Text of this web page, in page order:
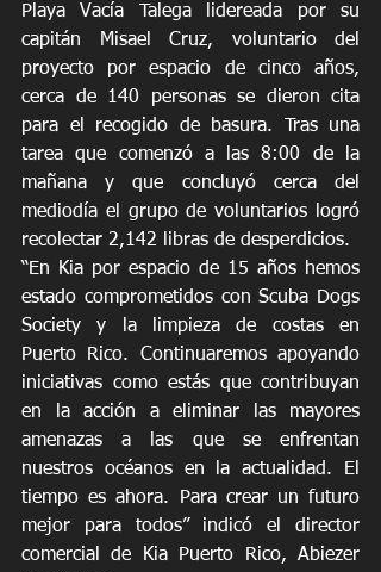
Playa Vacía Talega lidereada por su
capitán Misael Cruz, voluntario del
proyecto por espacio de cinco años,
cerca de 140 personas se dieron cita
para el recogido de basura. Tras una
tarea que comenzó a las 8:00 de la
mañana y que concluyó cerca del
mediodía el grupo de voluntarios logró
recolectar 2,142 libras de desperdicios.
“En Kia por espacio de 15 años hemos
estado comprometidos con Scuba Dogs
Society y la limpieza de costas en
Puerto Rico. Continuaremos apoyando
iniciativas como estás que contribuyan
en la acción a eliminar las mayores
amenazas a las que se enfrentan
nuestros océanos en la actualidad. El
tiempo es ahora. Para crear un futuro
mejor para todos” indicó el director
comercial de Kia Puerto Rico, Abiezer